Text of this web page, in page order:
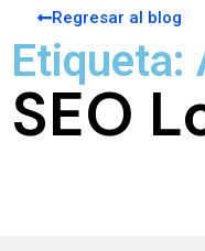
Regresar al blog
Etiqueta:
SEO